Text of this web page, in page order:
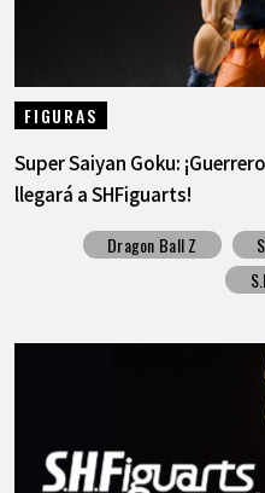
FIGURAS
Super Saiyan Goku:
llegará a SHFiguarts!
Dragon Ball Z